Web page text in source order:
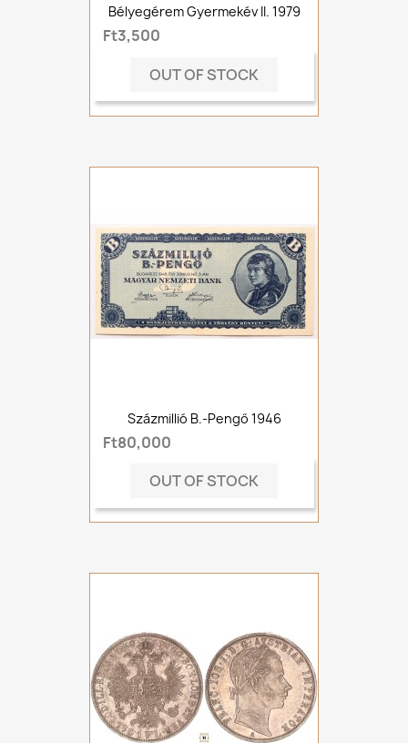
Bélyegérem Gyermekév II. 1979
Ft3,500
OUT OF STOCK
Százmillió B.-Pengő 1946
Ft80,000
OUT OF STOCK